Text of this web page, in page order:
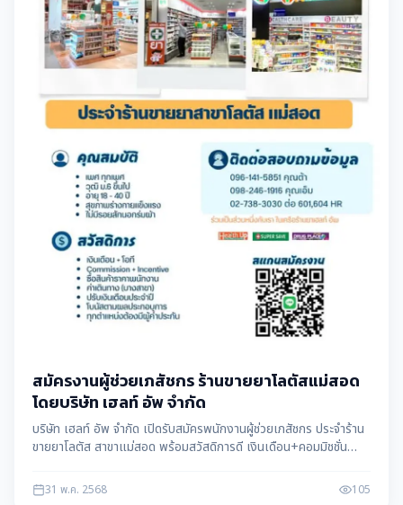
สมัครงานผู้ช่วยเภสัชกร ร้านขายยาโลตัสแม่สอด
โดยบริษัท เฮลท์ อัพ จำกัด
บริษัท เฮลท์ อัพ จำกัด เปิดรับสมัครพนักงานผู้ช่วยเภสัชกร ประจำร้าน
ขายยาโลตัส สาขาแม่สอด พร้อมสวัสดิการดี เงินเดือน+คอมมิชชั่น
31 พ.ค. 2568 105